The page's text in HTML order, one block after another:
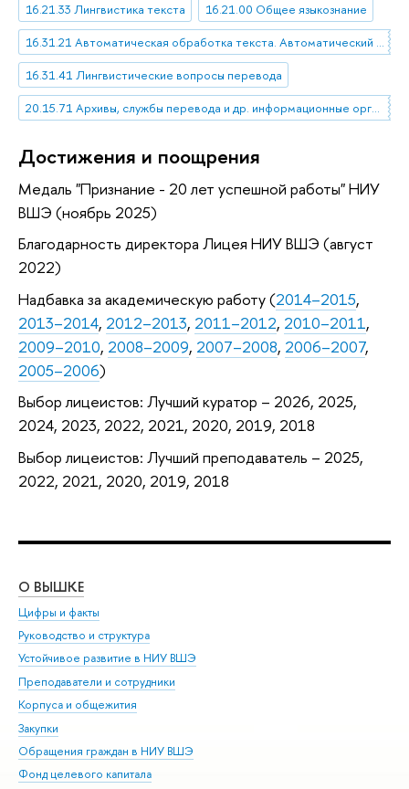
16.21.33 Лингвистика текста
16.21.00 Общее языкознание
16.31.21 Автоматическая обработка текста. Автоматический перевод. Автоматическое распознавание речи
16.31.41 Лингвистические вопросы перевода
20.15.71 Архивы, службы перевода и др. информационные органы
Достижения и поощрения
Медаль "Признание - 20 лет успешной работы" НИУ
ВШЭ (ноябрь 2025)
Благодарность директора Лицея НИУ ВШЭ (август
2022)
Надбавка за академическую работу (2014–2015,
2013–2014, 2012–2013, 2011–2012, 2010–2011,
2009–2010, 2008–2009, 2007–2008, 2006–2007,
2005–2006)
Выбор лицеистов: Лучший куратор – 2026, 2025,
2024, 2023, 2022, 2021, 2020, 2019, 2018
Выбор лицеистов: Лучший преподаватель – 2025,
2022, 2021, 2020, 2019, 2018
О ВЫШКЕ
Цифры и факты
Руководство и структура
Устойчивое развитие в НИУ ВШЭ
Преподаватели и сотрудники
Корпуса и общежития
Закупки
Обращения граждан в НИУ ВШЭ
Фонд целевого капитала